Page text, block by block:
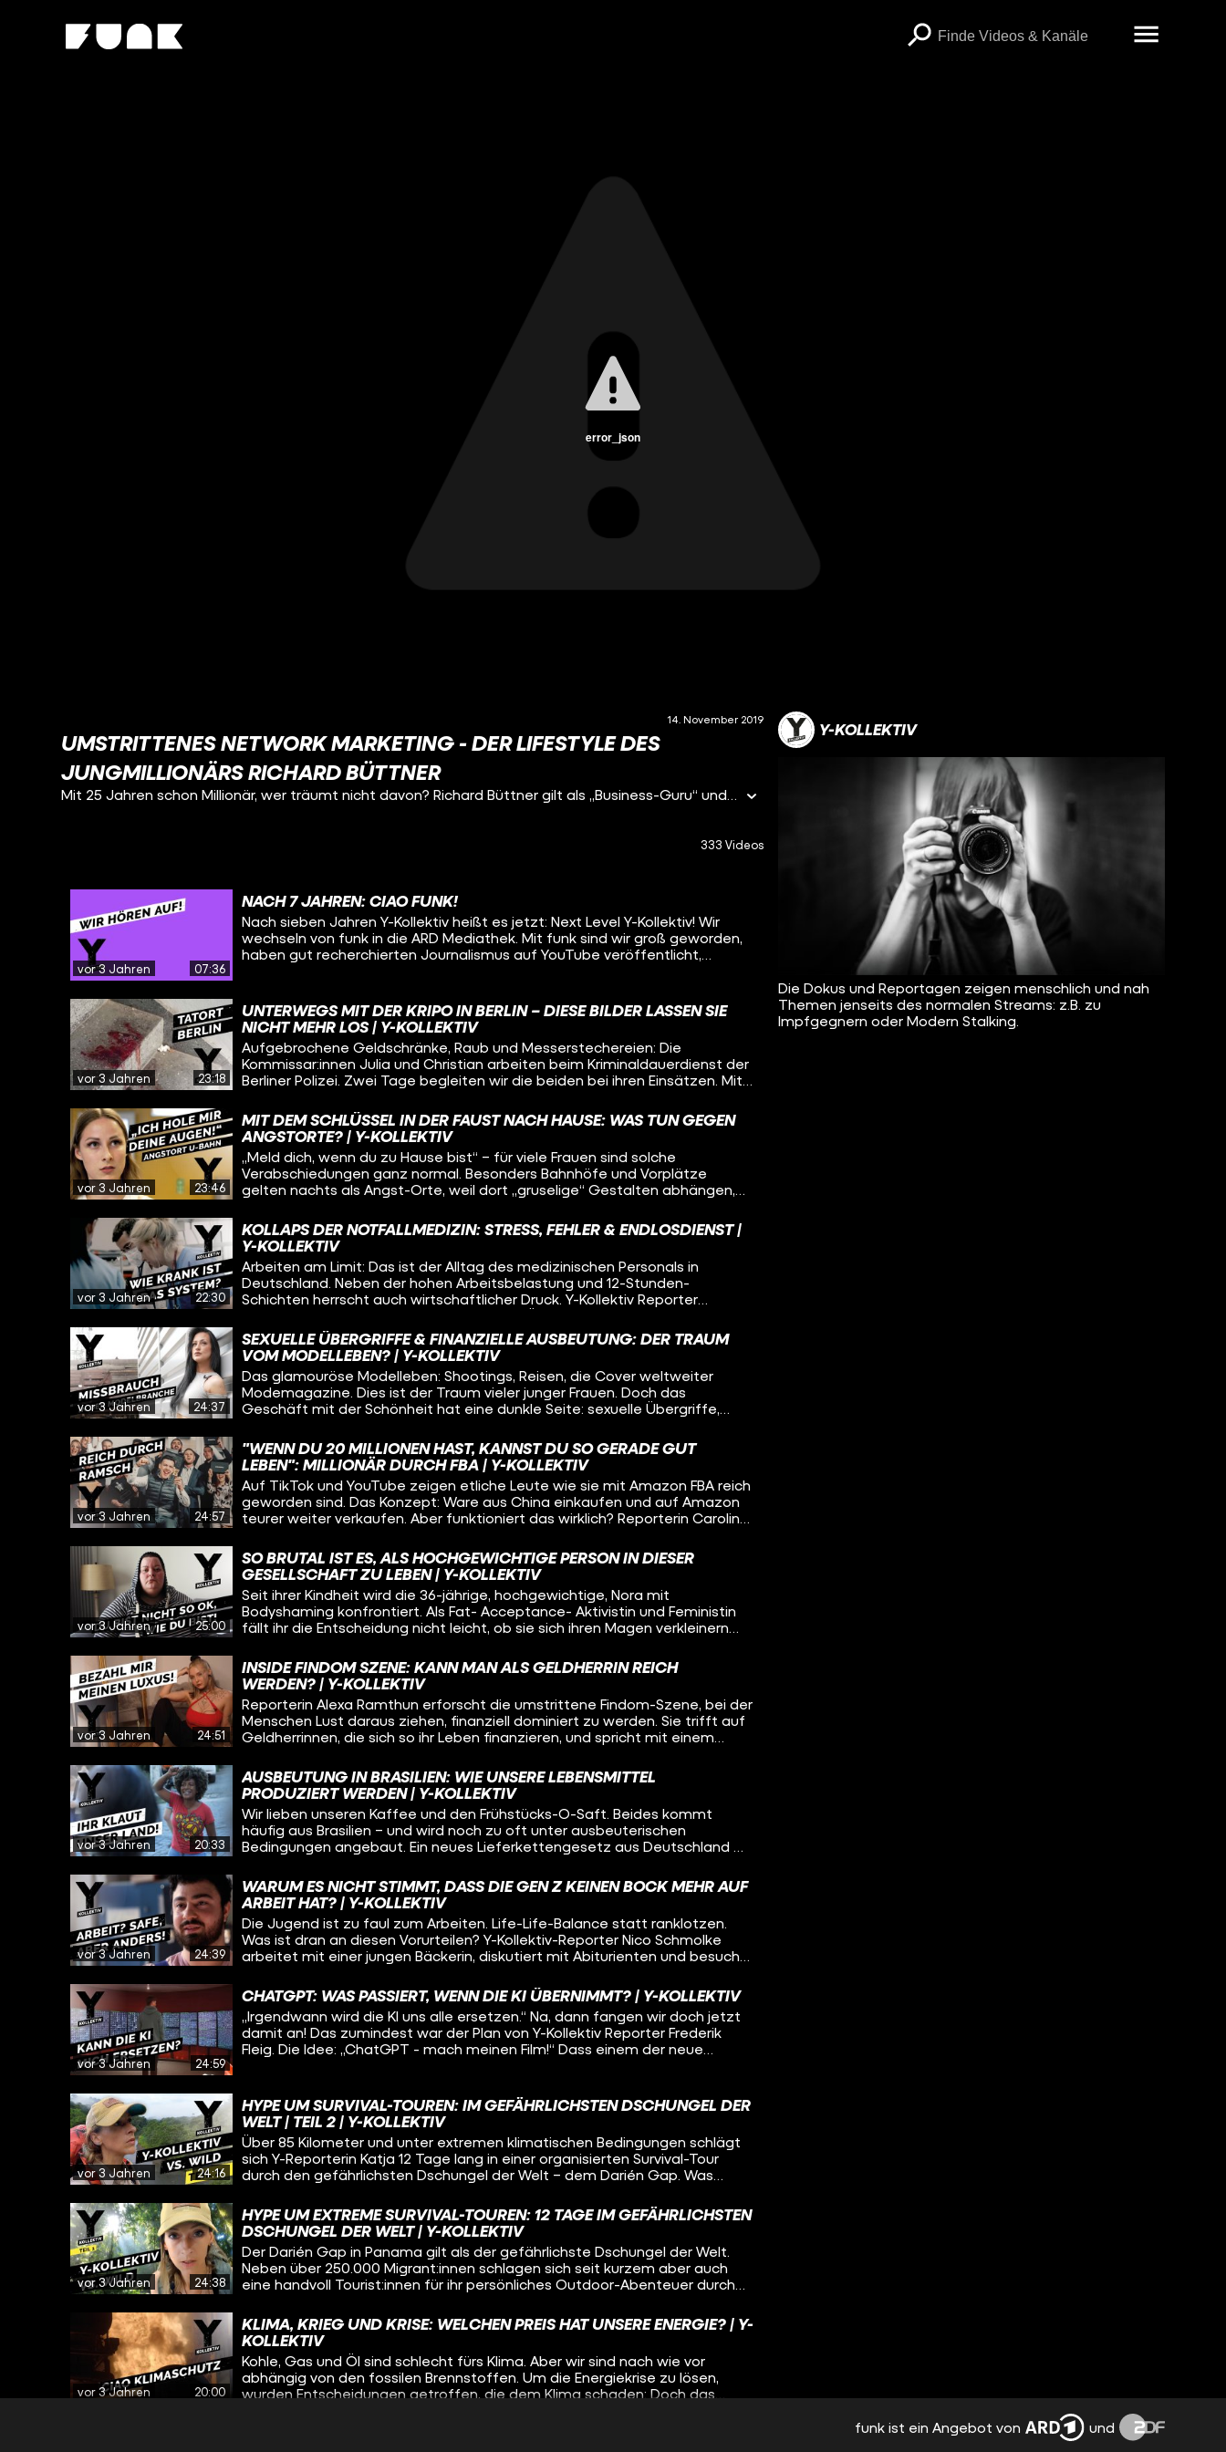
error_json
Y-KOLLEKTIV
Die Dokus und Reportagen zeigen menschlich und nah
Themen jenseits des normalen Streams: z.B. zu
Impfgegnern oder Modern Stalking.
14. November 2019
UMSTRITTENES NETWORK MARKETING - DER LIFESTYLE DES
JUNGMILLIONÄRS RICHARD BÜTTNER
Mit 25 Jahren schon Millionär, wer träumt nicht davon? Richard Büttner gilt als „Business-Guru“ und zeigt auf Instagram was er hat: Privatjet, Luxusreisen und dicke Karren. Seine Erfolgsgeschichte: Mit Network Marketing verdient er mit Anfang 20 bereits zehntausende Euro monatlich. Richtig reich geworden ist er schließlich als Vertriebspartner der Firma iMarketsLive. Doch die Firma steht in der Kritik. David Donschen und Philipp Katzer wollen wissen: Ist wirklich alles Gold was glänzt und begleiten Richard Büttner.
333 Videos
vor 3 Jahren 07:36
NACH 7 JAHREN: CIAO FUNK!
Nach sieben Jahren Y-Kollektiv heißt es jetzt: Next Level Y-Kollektiv! Wir
wechseln von funk in die ARD Mediathek. Mit funk sind wir groß geworden,
haben gut recherchierten Journalismus auf YouTube veröffentlicht,
Creator:innen. Es wird sich nichts daran ändern, wie wir unsere Reportagen
machen. Es ändert sich einfach nur der Ort, an dem ihr sie finden könnt: Ab
sofort findet ihr uns primär in der ARD Mediathek. Unsere größeren
Recherchen gibt’s in ihrer vollen Länge ab sofort nur noch da. Und zwar
alles montags.
vor 3 Jahren 23:18
UNTERWEGS MIT DER KRIPO IN BERLIN – DIESE BILDER LASSEN SIE
NICHT MEHR LOS | Y-KOLLEKTIV
Aufgebrochene Geldschränke, Raub und Messerstechereien: Die
Kommissar:innen Julia und Christian arbeiten beim Kriminaldauerdienst der
Berliner Polizei. Zwei Tage begleiten wir die beiden bei ihren Einsätzen. Mit
erfahren, wie die beiden damit umgehen, jeden Tag mit schweren
Straftaten und schwierigen Schicksalen konfrontiert zu sein.
vor 3 Jahren 23:46
MIT DEM SCHLÜSSEL IN DER FAUST NACH HAUSE: WAS TUN GEGEN
ANGSTORTE? | Y-KOLLEKTIV
„Meld dich, wenn du zu Hause bist“ – für viele Frauen sind solche
Verabschiedungen ganz normal. Besonders Bahnhöfe und Vorplätze
gelten nachts als Angst-Orte, weil dort „gruselige“ Gestalten abhängen,
diese Angst im öffentlichen Raum und was können wir gegen sie tun?
vor 3 Jahren 22:30
KOLLAPS DER NOTFALLMEDIZIN: STRESS, FEHLER & ENDLOSDIENST |
Y-KOLLEKTIV
Arbeiten am Limit: Das ist der Alltag des medizinischen Personals in
Deutschland. Neben der hohen Arbeitsbelastung und 12-Stunden-
Schichten herrscht auch wirtschaftlicher Druck. Y-Kollektiv Reporter
Notfallsanitäter:innen: Was sind die Herausforderungen im Arbeitsablauf?
Und was gibt dem medizinischen Personal die Motivation
weiterzumachen?
vor 3 Jahren 24:37
SEXUELLE ÜBERGRIFFE & FINANZIELLE AUSBEUTUNG: DER TRAUM
VOM MODELLEBEN? | Y-KOLLEKTIV
Das glamouröse Modelleben: Shootings, Reisen, die Cover weltweiter
Modemagazine. Dies ist der Traum vieler junger Frauen. Doch das
Geschäft mit der Schönheit hat eine dunkle Seite: sexuelle Übergriffe,
Machtmissbrauch. Nur wenige aktive Models, Agent:Innen oder
Fotograf:Innen trauen sich darüber zu sprechen. Reporterin Anne Thiele
möchte diese Missstände aufdecken und spricht mit betroffenen Models,
die sexuelle Übergriffe und Belästigung erlebt haben. Denn gerade am
Anfang der Karriere nutzen unseriöse Fotograf:Innen und Agenturen die
Unwissenheit ihrer jungen Klient:Innen mit dubiosen Shootings und hohen
Druck, Übergriffe, aber auch Gegenwehr beleuchten wir in der neuen Y-
Reportage.
vor 3 Jahren 24:57
"WENN DU 20 MILLIONEN HAST, KANNST DU SO GERADE GUT
LEBEN": MILLIONÄR DURCH FBA | Y-KOLLEKTIV
Auf TikTok und YouTube zeigen etliche Leute wie sie mit Amazon FBA reich
geworden sind. Das Konzept: Ware aus China einkaufen und auf Amazon
teurer weiter verkaufen. Aber funktioniert das wirklich? Reporterin Carolin
teuer Coachings an und verdient sein Geld vor allem damit anderen FBA
beizubringen. Und Frank hat mit FBA viel Geld verloren - was ist also dran
am Traum vom großen Geld mit Amazon FBA?
vor 3 Jahren 25:00
SO BRUTAL IST ES, ALS HOCHGEWICHTIGE PERSON IN DIESER
GESELLSCHAFT ZU LEBEN | Y-KOLLEKTIV
Seit ihrer Kindheit wird die 36-jährige, hochgewichtige, Nora mit
Bodyshaming konfrontiert. Als Fat- Acceptance- Aktivistin und Feministin
fällt ihr die Entscheidung nicht leicht, ob sie sich ihren Magen verkleinern
entsprechen? Über zwei Jahre hinweg begleitet Reporterin Lena Elfers sie
auf ihrem Weg der Entscheidungsfindung. Dabei gewährt Nora einen sehr
intimen Einblick, was jahrelange Stigmatisierungen mit einer Seele
anrichten können. Außerdem spricht sie mit Experte Friedrich Schorb, einem
deutschen Forscher der Fatness Studies, der diese Erfahrungen aus
professioneller Sicht einordnet.
vor 3 Jahren 24:51
INSIDE FINDOM SZENE: KANN MAN ALS GELDHERRIN REICH
WERDEN? | Y-KOLLEKTIV
Reporterin Alexa Ramthun erforscht die umstrittene Findom-Szene, bei der
Menschen Lust daraus ziehen, finanziell dominiert zu werden. Sie trifft auf
Geldherrinnen, die sich so ihr Leben finanzieren, und spricht mit einem
man so reich werden?
vor 3 Jahren 20:33
AUSBEUTUNG IN BRASILIEN: WIE UNSERE LEBENSMITTEL
PRODUZIERT WERDEN | Y-KOLLEKTIV
Wir lieben unseren Kaffee und den Frühstücks-O-Saft. Beides kommt
häufig aus Brasilien – und wird noch zu oft unter ausbeuterischen
Bedingungen angebaut. Ein neues Lieferkettengesetz aus Deutschland will
Unternehmen keine Menschenrechtsverstöße passieren. Reporterin Olivia
hat sich die Situation vor Ort genauer angeschaut. Wird das Gesetz
wirklich etwas ändern?
vor 3 Jahren 24:39
WARUM ES NICHT STIMMT, DASS DIE GEN Z KEINEN BOCK MEHR AUF
ARBEIT HAT? | Y-KOLLEKTIV
Die Jugend ist zu faul zum Arbeiten. Life-Life-Balance statt ranklotzen.
Was ist dran an diesen Vorurteilen? Y-Kollektiv-Reporter Nico Schmolke
arbeitet mit einer jungen Bäckerin, diskutiert mit Abiturienten und besucht
machen wir dann wieder die Jobs, auf die keiner mehr Bock hat?
vor 3 Jahren 24:59
CHATGPT: WAS PASSIERT, WENN DIE KI ÜBERNIMMT? | Y-KOLLEKTIV
„Irgendwann wird die KI uns alle ersetzen.“ Na, dann fangen wir doch jetzt
damit an! Das zumindest war der Plan von Y-Kollektiv Reporter Frederik
Fleig. Die Idee: „ChatGPT - mach meinen Film!“ Dass einem der neue
Monaten Recherche aber auch, dass diese neue Technik unsere Welt auch
vor große Probleme stellen könnte.
vor 3 Jahren 24:16
HYPE UM SURVIVAL-TOUREN: IM GEFÄHRLICHSTEN DSCHUNGEL DER
WELT | TEIL 2 | Y-KOLLEKTIV
Über 85 Kilometer und unter extremen klimatischen Bedingungen schlägt
sich Y-Reporterin Katja 12 Tage lang in einer organisierten Survival-Tour
durch den gefährlichsten Dschungel der Welt – dem Darién Gap. Was
Einfluss haben die Tourist:innen auf den Dschungel?
vor 3 Jahren 24:38
HYPE UM EXTREME SURVIVAL-TOUREN: 12 TAGE IM GEFÄHRLICHSTEN
DSCHUNGEL DER WELT | Y-KOLLEKTIV
Der Darién Gap in Panama gilt als der gefährlichste Dschungel der Welt.
Neben über 250.000 Migrant:innen schlagen sich seit kurzem aber auch
eine handvoll Tourist:innen für ihr persönliches Outdoor-Abenteuer durch
fragt sich: Was treibt Menschen dazu an, freiwillig das eigene Leben zu
riskieren und dafür mehr als 3500 Euro Teilnahmegebühr zu bezahlen?
vor 3 Jahren 20:00
KLIMA, KRIEG UND KRISE: WELCHEN PREIS HAT UNSERE ENERGIE? | Y-
KOLLEKTIV
Kohle, Gas und Öl sind schlecht fürs Klima. Aber wir sind nach wie vor
abhängig von den fossilen Brennstoffen. Um die Energiekrise zu lösen,
wurden Entscheidungen getroffen, die dem Klima schaden: Doch das
funk ist ein Angebot von und